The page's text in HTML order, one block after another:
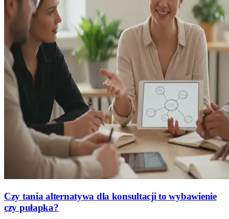
Czy tania alternatywa dla konsultacji to wybawienie
czy pułapka?